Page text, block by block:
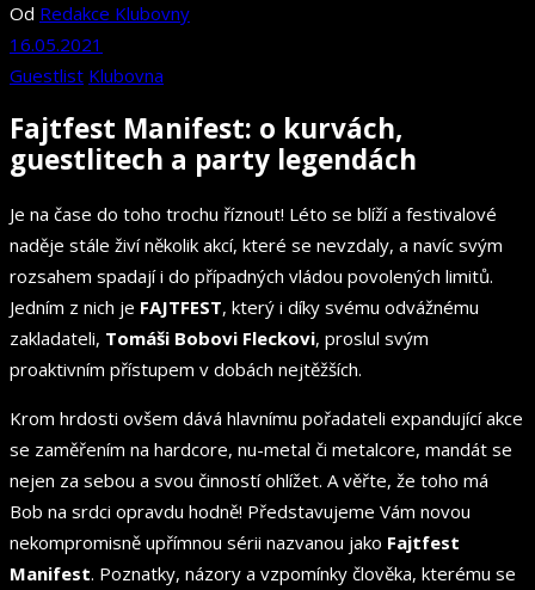
Od Redakce Klubovny
16.05.2021
Guestlist Klubovna
Fajtfest Manifest: o kurvách,
guestlitech a party legendách
Je na čase do toho trochu říznout! Léto se blíží a festivalové
naděje stále živí několik akcí, které se nevzdaly, a navíc svým
rozsahem spadají i do případných vládou povolených limitů.
Jedním z nich je FAJTFEST, který i díky svému odvážnému
zakladateli, Tomáši Bobovi Fleckovi, proslul svým
proaktivním přístupem v dobách nejtěžších.
Krom hrdosti ovšem dává hlavnímu pořadateli expandující akce
se zaměřením na hardcore, nu-metal či metalcore, mandát se
nejen za sebou a svou činností ohlížet. A věřte, že toho má
Bob na srdci opravdu hodně! Představujeme Vám novou
nekompromisně upřímnou sérii nazvanou jako Fajtfest
Manifest. Poznatky, názory a vzpomínky člověka, kterému se